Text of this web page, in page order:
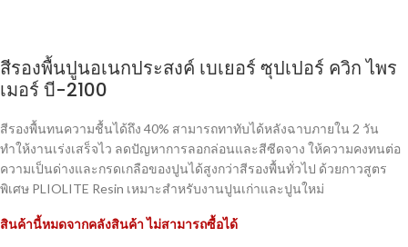
สีรองพื้นปูนอเนกประสงค์ เบเยอร์ ซุปเปอร์ ควิก ไพร
เมอร์ บี-2100
สีรองพื้นทนความชื้นได้ถึง 40% สามารถทาทับได้หลังฉาบภายใน 2 วัน
ทำให้งานเร่งเสร็จไว ลดปัญหาการลอกล่อนและสีซีดจาง ให้ความคงทนต่อ
ความเป็นด่างและกรดเกลือของปูนได้สูงกว่าสีรองพื้นทั่วไป ด้วยกาวสูตร
พิเศษ PLIOLITE Resin เหมาะสำหรับงานปูนเก่าและปูนใหม่
สินค้านี้หมดจากคลังสินค้า ไม่สามารถซื้อได้